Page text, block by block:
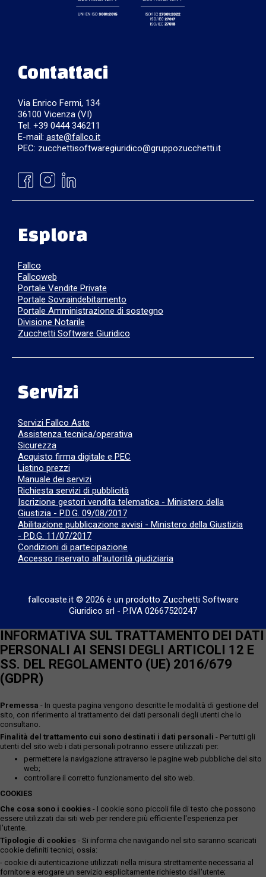
Contattaci
Via Enrico Fermi, 134
36100 Vicenza (VI)
Tel. +39 0444 346211
E-mail: aste@fallco.it
PEC: zucchettisoftwaregiuridico@gruppozucchetti.it
Esplora
Fallco
Fallcoweb
Portale Vendite Private
Portale Sovraindebitamento
Portale Amministrazione di sostegno
Divisione Notarile
Zucchetti Software Giuridico
Servizi
Servizi Fallco Aste
Assistenza tecnica/operativa
Sicurezza
Acquisto firma digitale e PEC
Listino prezzi
Manuale dei servizi
Richiesta servizi di pubblicità
Iscrizione gestori vendita telematica - Ministero della
Giustizia - P.D.G. 09/08/2017
Abilitazione pubblicazione avvisi - Ministero della Giustizia
- P.D.G. 11/07/2017
Condizioni di partecipazione
Accesso riservato all'autorità giudiziaria
fallcoaste.it © 2026 è un prodotto Zucchetti Software
Giuridico srl - P.IVA 02667520247
INFORMATIVA SUL TRATTAMENTO DEI DATI
PERSONALI AI SENSI DEGLI ARTICOLI 12 E
SS. DEL REGOLAMENTO (UE) 2016/679
(GDPR)
Premessa - In questa pagina vengono descritte le modalità di gestione del
sito, con riferimento al trattamento dei dati personali degli utenti che lo
consultano.
Finalità del trattamento cui sono destinati i dati personali - Per tutti gli
utenti del sito web i dati personali potranno essere utilizzati per:
permettere la navigazione attraverso le pagine web pubbliche del sito
web;
controllare il corretto funzionamento del sito web.
COOKIES
Che cosa sono i cookies - I cookie sono piccoli file di testo che possono
essere utilizzati dai siti web per rendere più efficiente l'esperienza per
l'utente.
Tipologie di cookies - Si informa che navigando nel sito saranno scaricati
cookie definiti tecnici, ossia:
- cookie di autenticazione utilizzati nella misura strettamente necessaria al
fornitore a erogare un servizio esplicitamente richiesto dall'utente;